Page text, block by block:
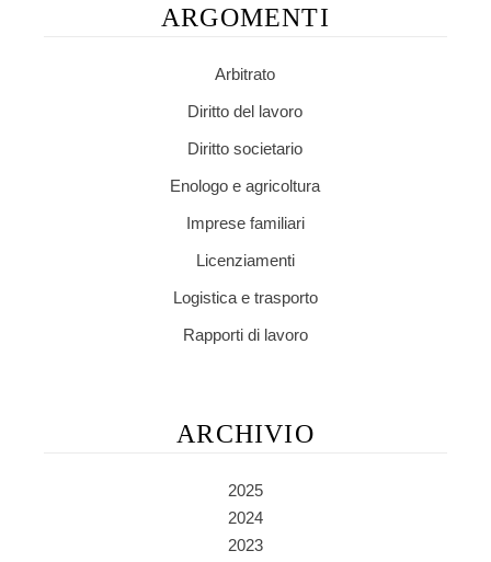
ARGOMENTI
Arbitrato
Diritto del lavoro
Diritto societario
Enologo e agricoltura
Imprese familiari
Licenziamenti
Logistica e trasporto
Rapporti di lavoro
ARCHIVIO
2025
2024
2023